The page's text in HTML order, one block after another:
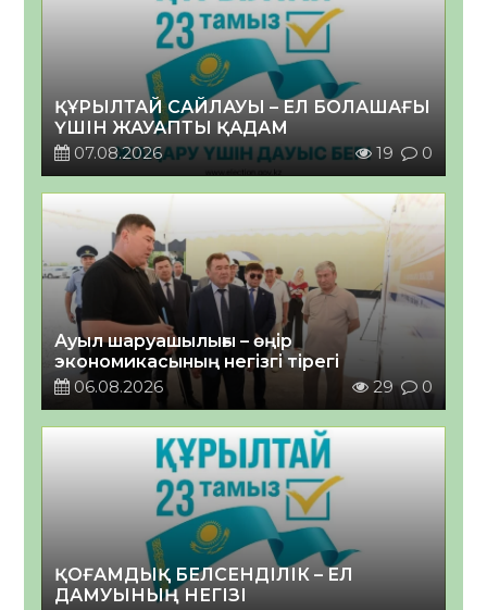
ҚҰРЫЛТАЙ САЙЛАУЫ – ЕЛ БОЛАШАҒЫ
ҮШІН ЖАУАПТЫ ҚАДАМ
07.08.2026
19 0
Ауыл шаруашылығы – өңір
экономикасының негізгі тірегі
06.08.2026
29 0
ҚОҒАМДЫҚ БЕЛСЕНДІЛІК – ЕЛ
ДАМУЫНЫҢ НЕГІЗІ